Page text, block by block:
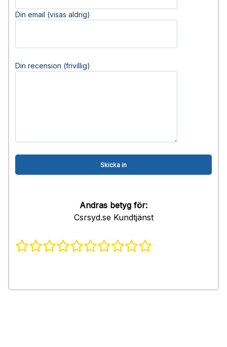
Din email (visas aldrig)
Din recension (frivillig)
Andras betyg för:
Csrsyd.se Kundtjänst